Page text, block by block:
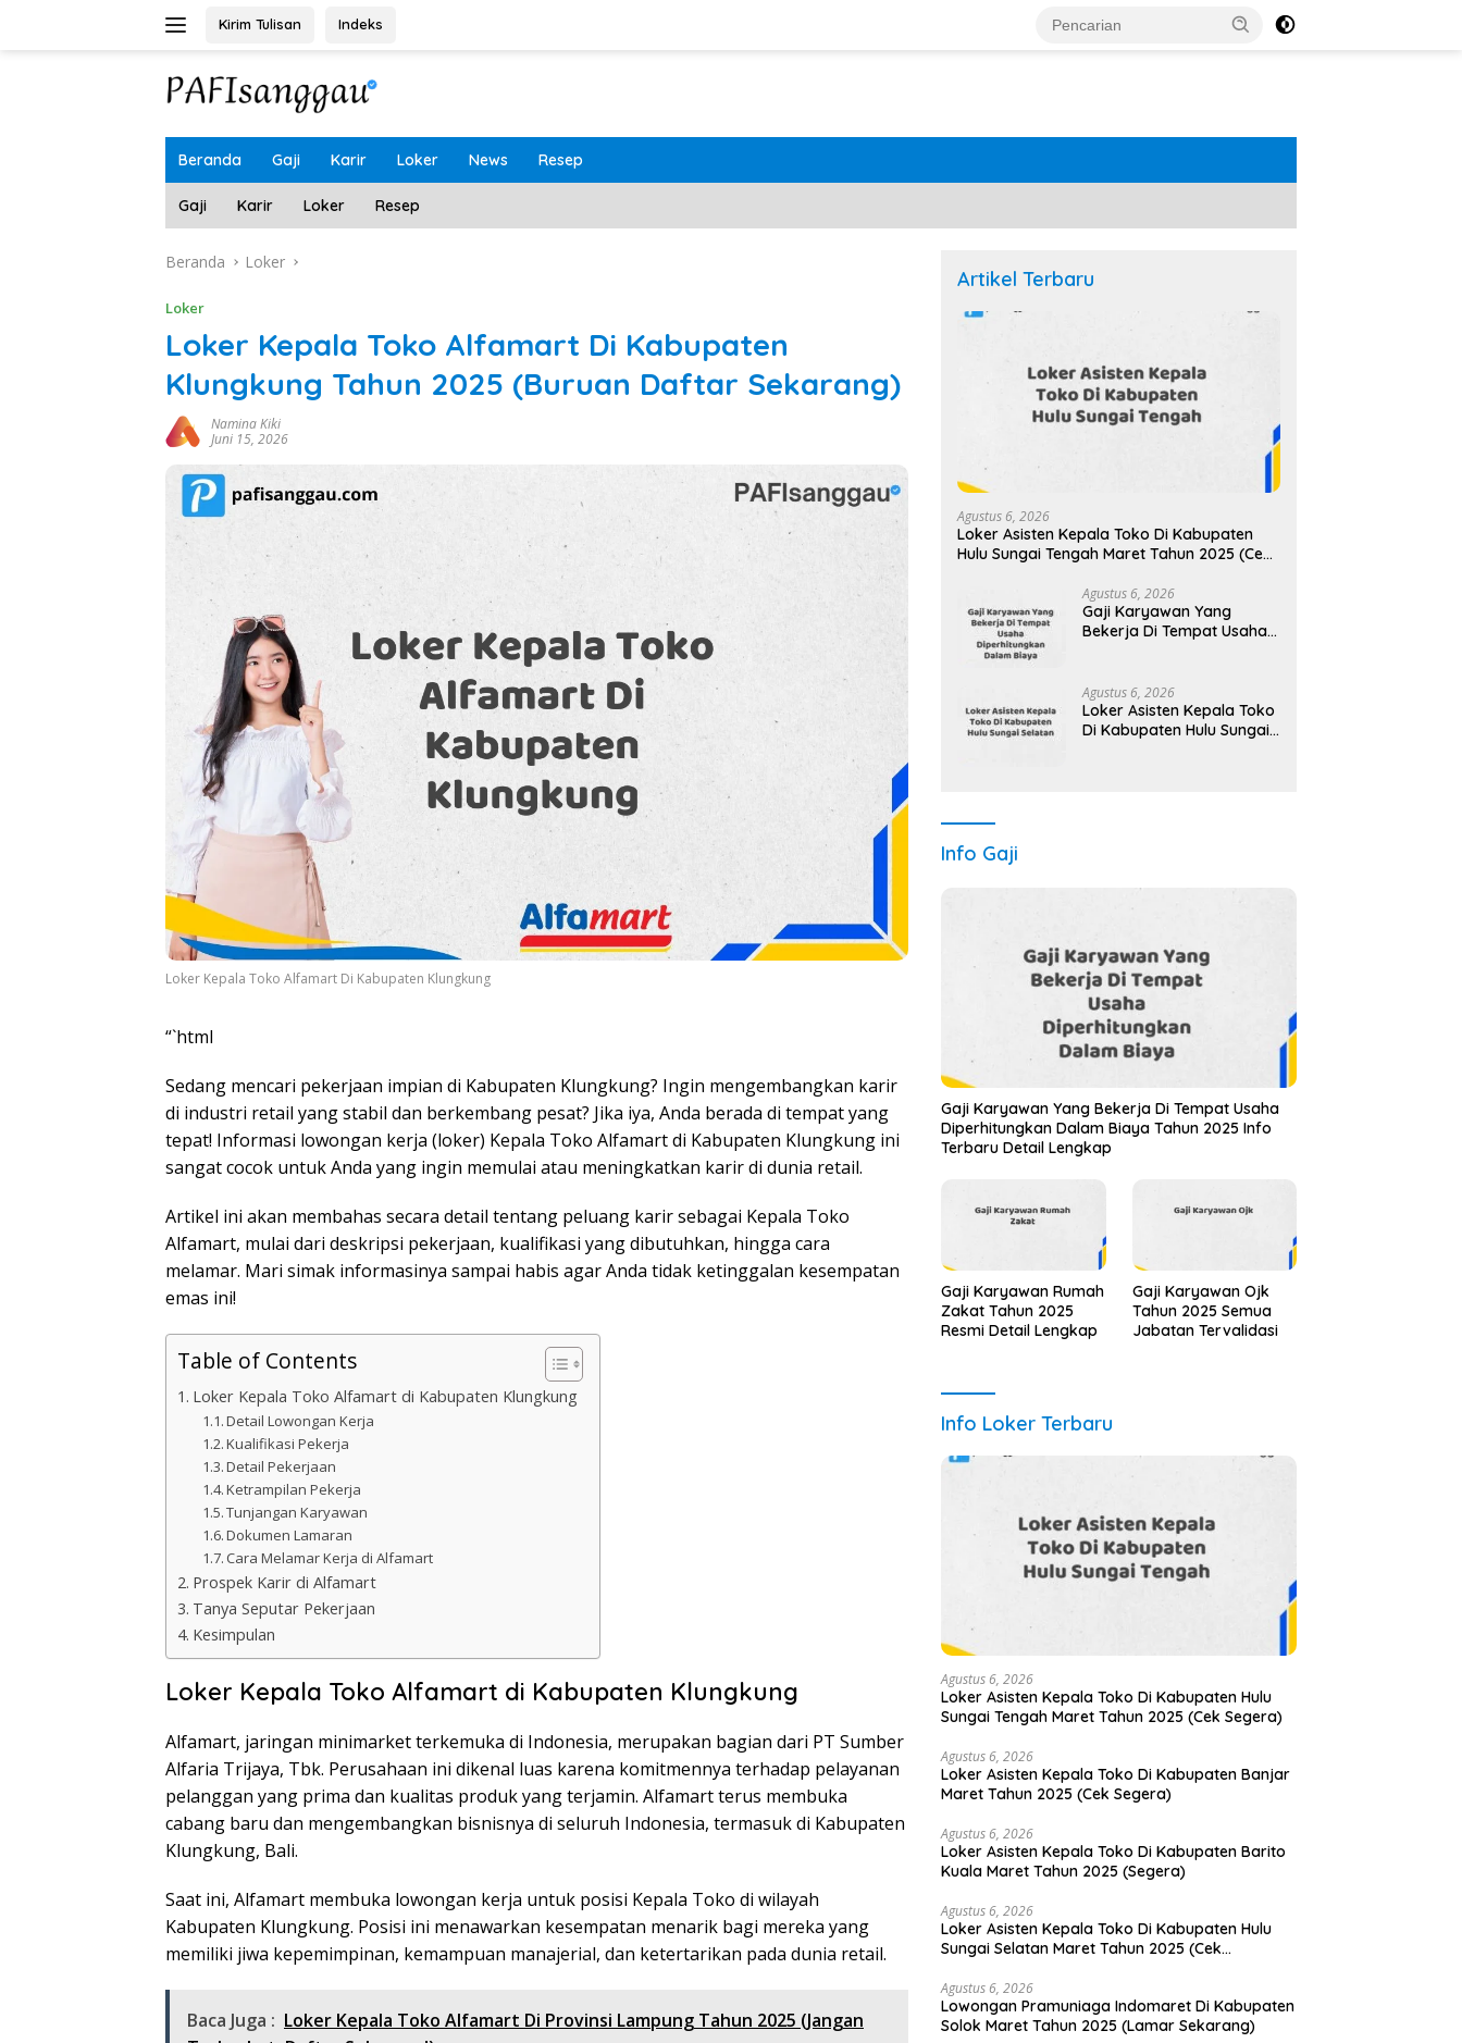
Kirim Tulisan Indeks
Beranda Gaji Karir Loker News Resep
Gaji Karir Loker Resep
Beranda Loker
Loker
Loker Kepala Toko Alfamart Di Kabupaten
Klungkung Tahun 2025 (Buruan Daftar Sekarang)
Namina Kiki
Juni 15, 2026
Loker Kepala Toko Alfamart Di Kabupaten Klungkung
“`html
Sedang mencari pekerjaan impian di Kabupaten Klungkung? Ingin mengembangkan karir
di industri retail yang stabil dan berkembang pesat? Jika iya, Anda berada di tempat yang
tepat! Informasi lowongan kerja (loker) Kepala Toko Alfamart di Kabupaten Klungkung ini
sangat cocok untuk Anda yang ingin memulai atau meningkatkan karir di dunia retail.
Artikel ini akan membahas secara detail tentang peluang karir sebagai Kepala Toko
Alfamart, mulai dari deskripsi pekerjaan, kualifikasi yang dibutuhkan, hingga cara
melamar. Mari simak informasinya sampai habis agar Anda tidak ketinggalan kesempatan
emas ini!
Table of Contents
Loker Kepala Toko Alfamart di Kabupaten Klungkung
Detail Lowongan Kerja
Kualifikasi Pekerja
Detail Pekerjaan
Ketrampilan Pekerja
Tunjangan Karyawan
Dokumen Lamaran
Cara Melamar Kerja di Alfamart
Prospek Karir di Alfamart
Tanya Seputar Pekerjaan
Kesimpulan
Loker Kepala Toko Alfamart di Kabupaten Klungkung
Alfamart, jaringan minimarket terkemuka di Indonesia, merupakan bagian dari PT Sumber
Alfaria Trijaya, Tbk. Perusahaan ini dikenal luas karena komitmennya terhadap pelayanan
pelanggan yang prima dan kualitas produk yang terjamin. Alfamart terus membuka
cabang baru dan mengembangkan bisnisnya di seluruh Indonesia, termasuk di Kabupaten
Klungkung, Bali.
Saat ini, Alfamart membuka lowongan kerja untuk posisi Kepala Toko di wilayah
Kabupaten Klungkung. Posisi ini menawarkan kesempatan menarik bagi mereka yang
memiliki jiwa kepemimpinan, kemampuan manajerial, dan ketertarikan pada dunia retail.
Baca Juga : Loker Kepala Toko Alfamart Di Provinsi Lampung Tahun 2025 (Jangan
Artikel Terbaru
Agustus 6, 2026
Loker Asisten Kepala Toko Di Kabupaten
Hulu Sungai Tengah Maret Tahun 2025 (Cek
Agustus 6, 2026
Gaji Karyawan Yang
Bekerja Di Tempat Usaha
Terbaru Detail Lengkap
Agustus 6, 2026
Loker Asisten Kepala Toko
Di Kabupaten Hulu Sungai
Info Gaji
Gaji Karyawan Yang Bekerja Di Tempat Usaha
Diperhitungkan Dalam Biaya Tahun 2025 Info
Terbaru Detail Lengkap
Gaji Karyawan Rumah
Zakat Tahun 2025
Resmi Detail Lengkap
Gaji Karyawan Ojk
Tahun 2025 Semua
Jabatan Tervalidasi
Info Loker Terbaru
Agustus 6, 2026
Loker Asisten Kepala Toko Di Kabupaten Hulu
Sungai Tengah Maret Tahun 2025 (Cek Segera)
Agustus 6, 2026
Loker Asisten Kepala Toko Di Kabupaten Banjar
Maret Tahun 2025 (Cek Segera)
Agustus 6, 2026
Loker Asisten Kepala Toko Di Kabupaten Barito
Kuala Maret Tahun 2025 (Segera)
Agustus 6, 2026
Loker Asisten Kepala Toko Di Kabupaten Hulu
Sungai Selatan Maret Tahun 2025 (Cek
Agustus 6, 2026
Lowongan Pramuniaga Indomaret Di Kabupaten
Solok Maret Tahun 2025 (Lamar Sekarang)